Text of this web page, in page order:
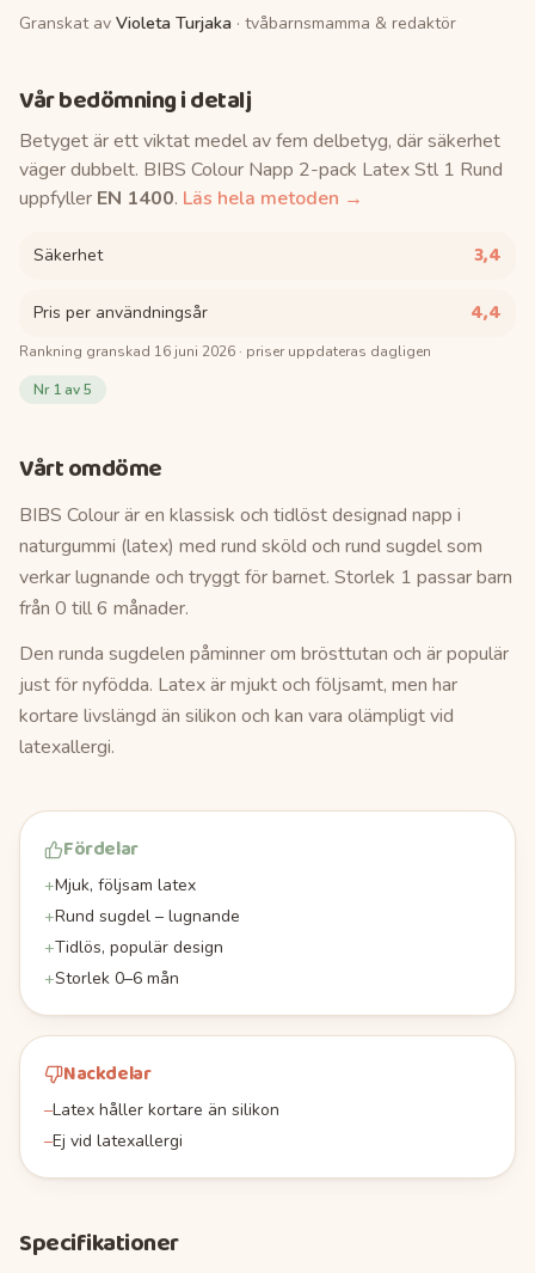
Granskat av Violeta Turjaka · tvåbarnsmamma & redaktör
Vår bedömning i detalj
Betyget är ett viktat medel av fem delbetyg, där säkerhet
väger dubbelt. BIBS Colour Napp 2-pack Latex Stl 1 Rund
uppfyller EN 1400. Läs hela metoden →
Säkerhet 3,4
Pris per användningsår 4,4
Rankning granskad 16 juni 2026 · priser uppdateras dagligen
Nr 1 av 5
Vårt omdöme
BIBS Colour är en klassisk och tidlöst designad napp i
naturgummi (latex) med rund sköld och rund sugdel som
verkar lugnande och tryggt för barnet. Storlek 1 passar barn
från 0 till 6 månader.
Den runda sugdelen påminner om brösttutan och är populär
just för nyfödda. Latex är mjukt och följsamt, men har
kortare livslängd än silikon och kan vara olämpligt vid
latexallergi.
Fördelar
+Mjuk, följsam latex
+Rund sugdel – lugnande
+Tidlös, populär design
+Storlek 0–6 mån
Nackdelar
–Latex håller kortare än silikon
–Ej vid latexallergi
Specifikationer